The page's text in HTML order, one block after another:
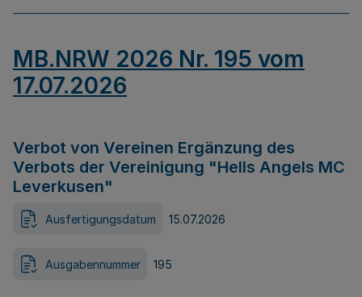
MB.NRW 2026 Nr. 195 vom
17.07.2026
Verbot von Vereinen Ergänzung des
Verbots der Vereinigung "Hells Angels MC
Leverkusen"
Ausfertigungsdatum 15.07.2026
Ausgabennummer 195